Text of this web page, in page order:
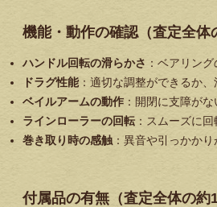
機能・動作の確認（査定全体
ハンドル回転の滑らかさ ：ベアリン
ドラグ性能：適切な調整ができるか
ベイルアームの動作 ：開閉に支障が
ラインローラーの回転 ：スムーズに
巻き取り時の感触 ：異音や引っかか
付属品の有無（査定全体の約